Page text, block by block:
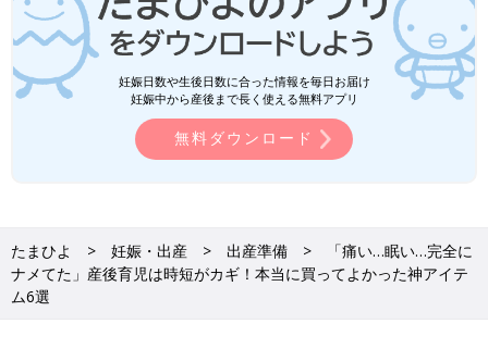
妊娠日数や生後日数に合った情報を毎日お届け
妊娠中から産後まで長く使える無料アプリ
無料ダウンロード
たまひよ 妊娠・出産 出産準備
「痛い…眠い…完全に
ナメてた」産後育児は時短がカギ！本当に買ってよかった神アイテ
ム6選